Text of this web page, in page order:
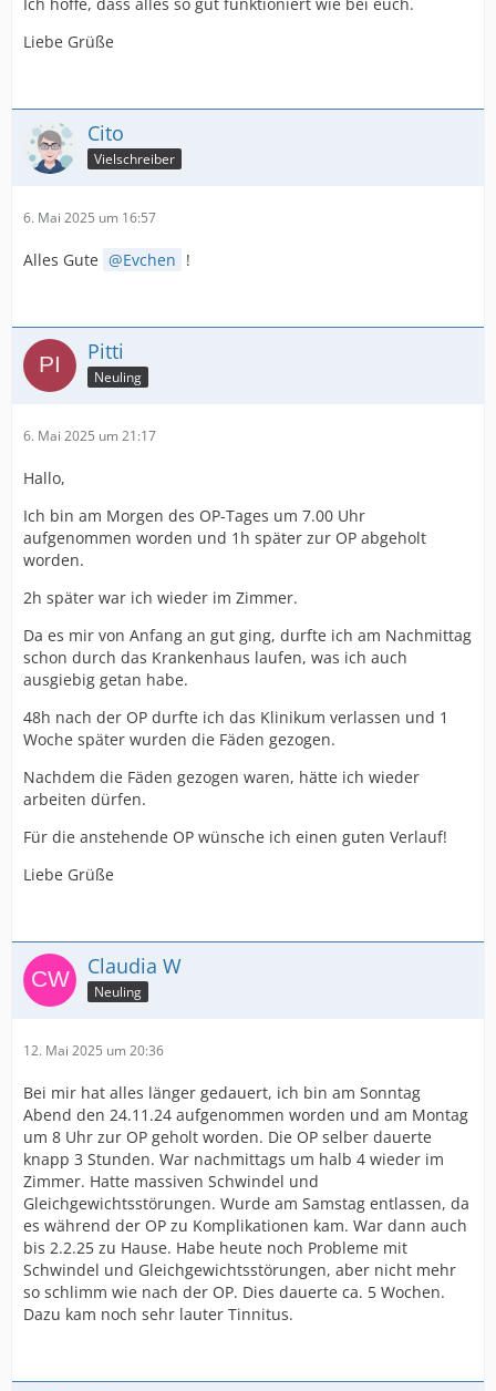
Liebe Grüße
Cito
Vielschreiber
6. Mai 2025 um 16:57
Alles Gute Evchen !
Pitti
Neuling
6. Mai 2025 um 21:17
Hallo,
Ich bin am Morgen des OP-Tages um 7.00 Uhr
aufgenommen worden und 1h später zur OP abgeholt
worden.
2h später war ich wieder im Zimmer.
Da es mir von Anfang an gut ging, durfte ich am Nachmittag
schon durch das Krankenhaus laufen, was ich auch
ausgiebig getan habe.
48h nach der OP durfte ich das Klinikum verlassen und 1
Woche später wurden die Fäden gezogen.
Nachdem die Fäden gezogen waren, hätte ich wieder
arbeiten dürfen.
Für die anstehende OP wünsche ich einen guten Verlauf!
Liebe Grüße
Claudia W
Neuling
12. Mai 2025 um 20:36
Bei mir hat alles länger gedauert, ich bin am Sonntag
Abend den 24.11.24 aufgenommen worden und am Montag
um 8 Uhr zur OP geholt worden. Die OP selber dauerte
knapp 3 Stunden. War nachmittags um halb 4 wieder im
Zimmer. Hatte massiven Schwindel und
Gleichgewichtsstörungen. Wurde am Samstag entlassen, da
es während der OP zu Komplikationen kam. War dann auch
bis 2.2.25 zu Hause. Habe heute noch Probleme mit
Schwindel und Gleichgewichtsstörungen, aber nicht mehr
so schlimm wie nach der OP. Dies dauerte ca. 5 Wochen.
Dazu kam noch sehr lauter Tinnitus.